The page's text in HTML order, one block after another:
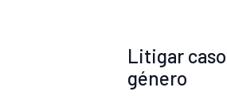
Litigar
género